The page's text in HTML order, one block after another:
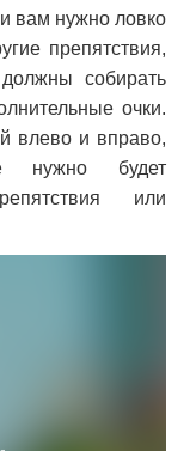
вам нужно ловко
препятствия,
собирать
очки.
влево и вправо,
нужно будет
или